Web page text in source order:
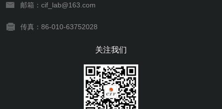
邮箱：cif_lab@163.com
传真：86-010-63752028
关注我们